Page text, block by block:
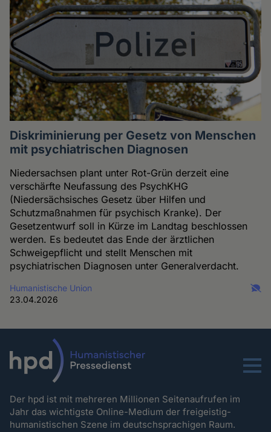
Diskriminierung per Gesetz von Menschen
mit psychiatrischen Diagnosen
Niedersachsen plant unter Rot-Grün derzeit eine
verschärfte Neufassung des PsychKHG
(Niedersächsisches Gesetz über Hilfen und
Schutzmaßnahmen für psychisch Kranke). Der
Gesetzentwurf soll in Kürze im Landtag beschlossen
werden. Es bedeutet das Ende der ärztlichen
Schweigepflicht und stellt Menschen mit
psychiatrischen Diagnosen unter Generalverdacht.
Humanistische Union
23.04.2026
Menu
Der hpd ist mit mehreren Millionen Seitenaufrufen im
Jahr das wichtigste Online-Medium der freigeistig-
humanistischen Szene im deutschsprachigen Raum.